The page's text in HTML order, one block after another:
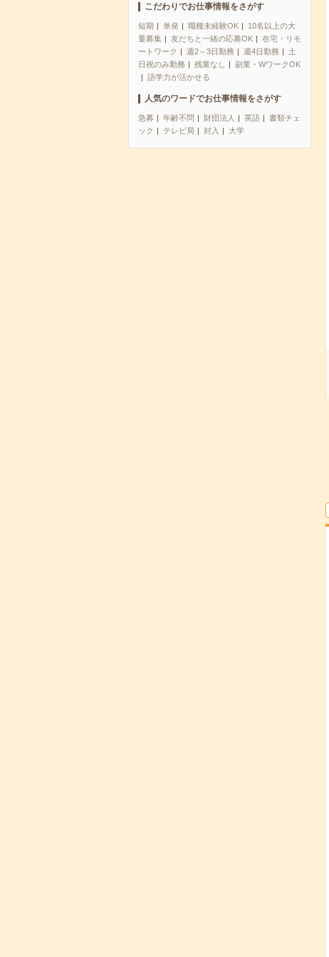
こだわりでお仕事情報をさがす
短期 単発 職種未経験OK
10名以上の大
量募集
友だちと一緒の応募OK
在宅・リモ
ートワーク
週2～3日勤務 週4日勤務
土
日祝のみ勤務
残業なし
副業・WワークOK
語学力が活かせる
人気のワードでお仕事情報をさがす
急募 年齢不問 財団法人 英語
書類チェ
ック
テレビ局 封入 大学